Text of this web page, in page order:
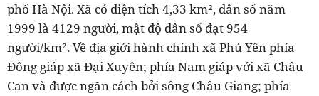
phố Hà Nội. Xã có diện tích 4,33 km², dân số năm
1999 là 4129 người, mật độ dân số đạt 954
người/km². Về địa giới hành chính xã Phú Yên phía
Đông giáp xã Đại Xuyên; phía Nam giáp với xã Châu
Can và được ngăn cách bởi sông Châu Giang; phía